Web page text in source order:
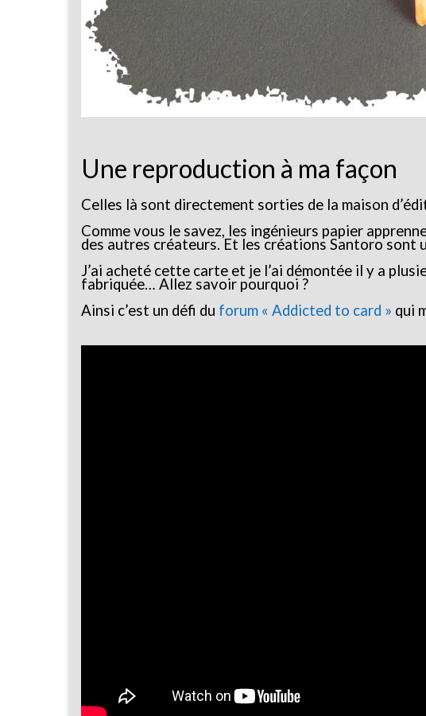
Une reproduction à ma façon
Celles là sont directement sorties de la maison
Comme vous le savez, les ingénieurs papier
des autres créateurs. Et les créations Santoro sont
J’ai acheté cette carte et je l’ai démontée il y a
fabriquée… Allez savoir pourquoi ?
Ainsi c’est un défi du forum « Addicted to card » qui